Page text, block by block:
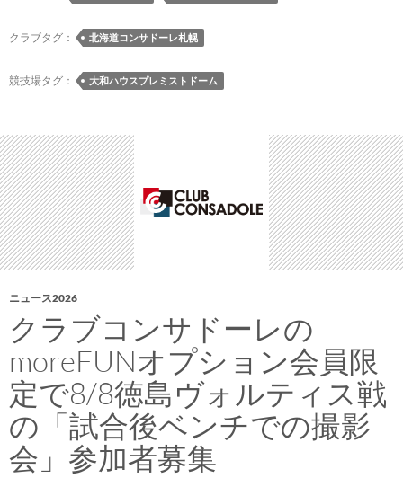
ン
バ
ッ
ジ」
ス
ド
の
2026/27
年
コ
ン
サ
ド
レ
コ
ボ
メ
ニ
ュ
ー
クラブタグ： 北海道コンサドーレ札幌
競技場タグ： 大和ハウスプレミストドーム
ニュース2026
クラブコンサドーレの
moreFUNオプション会員限
定で8/8徳島ヴォルティス戦
の「試合後ベンチでの撮影
会」参加者募集